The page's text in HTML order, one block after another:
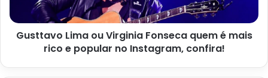
Gusttavo Lima ou Virginia Fonseca quem é mais
rico e popular no Instagram, confira!